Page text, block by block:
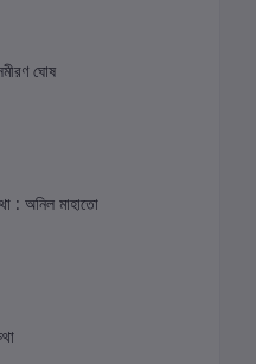
ঘোষ
: অনিল মাহাতো